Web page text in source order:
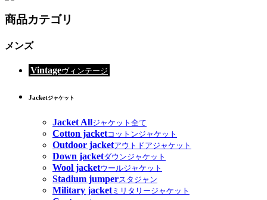
商品カテゴリ
メンズ
Vintageヴィンテージ
Jacketジャケット
Jacket Allジャケット全て
Cotton jacketコットンジャケット
Outdoor jacketアウトドアジャケット
Down jacketダウンジャケット
Wool jacketウールジャケット
Stadium jumperスタジャン
Military jacketミリタリージャケット